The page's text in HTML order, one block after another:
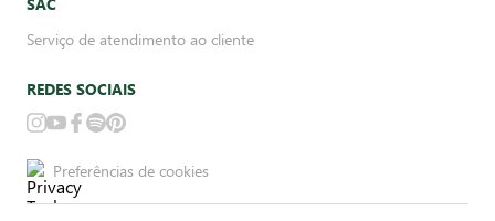
SAC
Serviço de atendimento ao cliente
REDES SOCIAIS
Preferências de cookies